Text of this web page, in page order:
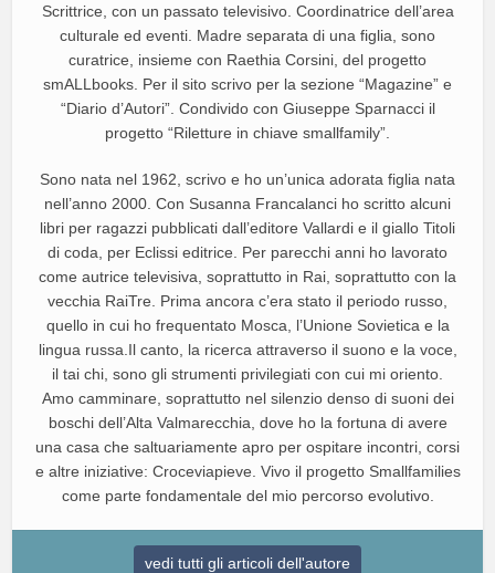
Scrittrice, con un passato televisivo. Coordinatrice dell’area
culturale ed eventi. Madre separata di una figlia, sono
curatrice, insieme con Raethia Corsini, del progetto
smALLbooks. Per il sito scrivo per la sezione “Magazine” e
“Diario d’Autori”. Condivido con Giuseppe Sparnacci il
progetto “Riletture in chiave smallfamily”.
Sono nata nel 1962, scrivo e ho un’unica adorata figlia nata
nell’anno 2000. Con Susanna Francalanci ho scritto alcuni
libri per ragazzi pubblicati dall’editore Vallardi e il giallo Titoli
di coda, per Eclissi editrice. Per parecchi anni ho lavorato
come autrice televisiva, soprattutto in Rai, soprattutto con la
vecchia RaiTre. Prima ancora c’era stato il periodo russo,
quello in cui ho frequentato Mosca, l’Unione Sovietica e la
lingua russa.Il canto, la ricerca attraverso il suono e la voce,
il tai chi, sono gli strumenti privilegiati con cui mi oriento.
Amo camminare, soprattutto nel silenzio denso di suoni dei
boschi dell’Alta Valmarecchia, dove ho la fortuna di avere
una casa che saltuariamente apro per ospitare incontri, corsi
e altre iniziative: Croceviapieve. Vivo il progetto Smallfamilies
come parte fondamentale del mio percorso evolutivo.
vedi tutti gli articoli dell'autore